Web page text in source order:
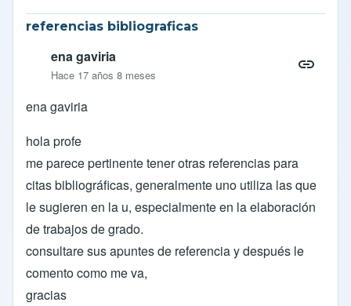
referencias bibliograficas
ena gaviria
Hace 17 años 8 meses
ena gaviria
hola profe
me parece pertinente tener otras referencias para
citas bibliográficas, generalmente uno utiliza las que
le sugieren en la u, especialmente en la elaboración
de trabajos de grado.
consultare sus apuntes de referencia y después le
comento como me va,
gracias